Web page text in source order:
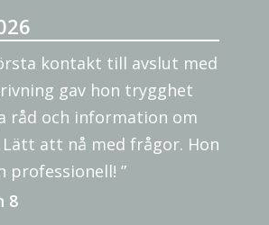
kontakt till avslut med
gav hon trygghet
råd och information om
Lätt att nå med frågor. Hon
professionell! ”
8